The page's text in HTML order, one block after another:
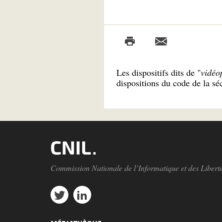
Les dispositifs dits de "
dispositions du code de la
Commission Nationale de l’Informatique et des